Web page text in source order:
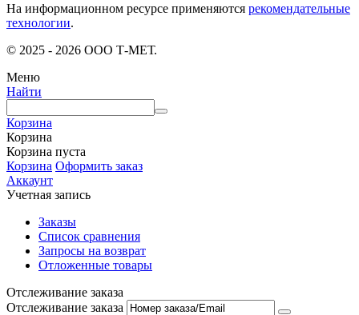
На информационном ресурсе применяются рекомендательные
технологии.
© 2025 - 2026 ООО Т-МЕТ.
Меню
Найти
Корзина
Корзина
Корзина пуста
Корзина Оформить заказ
Аккаунт
Учетная запись
Заказы
Список сравнения
Запросы на возврат
Отложенные товары
Отслеживание заказа
Отслеживание заказа